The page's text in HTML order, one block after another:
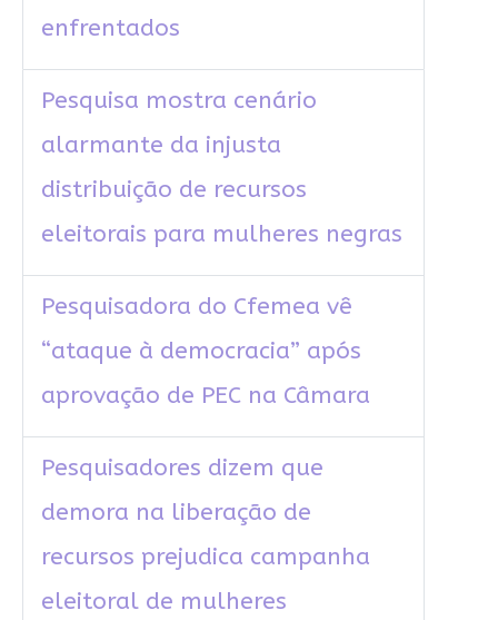
enfrentados
Pesquisa mostra cenário
alarmante da injusta
distribuição de recursos
eleitorais para mulheres negras
Pesquisadora do Cfemea vê
“ataque à democracia” após
aprovação de PEC na Câmara
Pesquisadores dizem que
demora na liberação de
recursos prejudica campanha
eleitoral de mulheres